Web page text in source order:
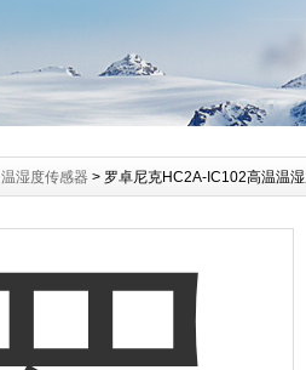
温湿度传感器 > 罗卓尼克HC2A-IC102高温温